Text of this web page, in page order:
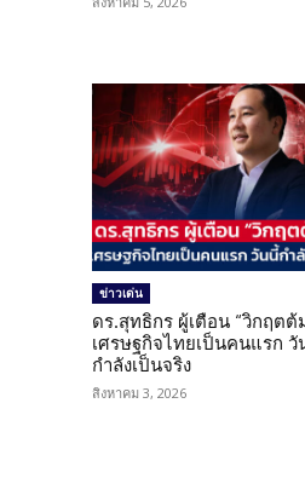
ข่าวเด่น
ดร.สุทธิกร ผู้เตือน “วิกฤตต้
เศรษฐกิจไทยเป็นคนแรก วั
กำลังเป็นจริง
สิงหาคม 3, 2026